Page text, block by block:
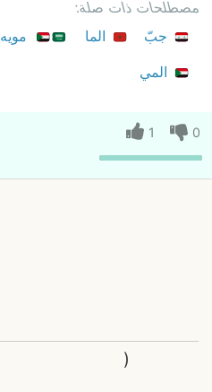
مصطلحات ذات صلة:
جبّ
الما مويه
المي
0
1
(